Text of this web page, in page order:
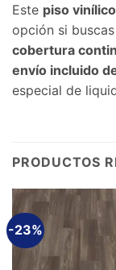
Este piso
opción si buscas
cobertura
envío incluido
especial de
PRODUCTOS
-23%